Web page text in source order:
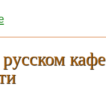
кафе